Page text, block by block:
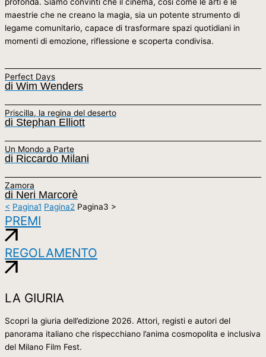
maestrie che ne creano la magia, sia un potente strumento di
legame comunitario, capace di trasformare spazi quotidiani in
momenti di emozione, riflessione e scoperta condivisa.
Perfect Days
di Wim Wenders
Priscilla, la regina del deserto
di Stephan Elliott
Un Mondo a Parte
di Riccardo Milani
Zamora
di Neri Marcorè
< Pagina1 Pagina2 Pagina3 >
PREMI
REGOLAMENTO
LA GIURIA
Scopri la giuria dell’edizione 2026. Attori, registi e autori del
panorama italiano che rispecchiano l’anima cosmopolita e inclusiva
del Milano Film Fest.